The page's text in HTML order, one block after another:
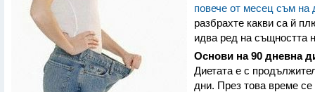
повече от месец съм на
разбрахте какви са й
идва ред на същността
Основи на 90 дневна
Диетата е с
дни. През това време се